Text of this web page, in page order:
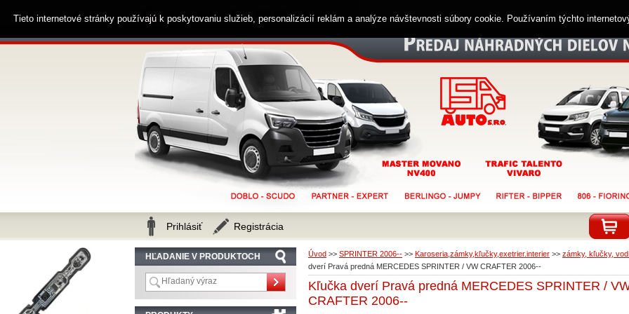
Úvod >> SPRINTER 2006-- >> Karoseria,zámky,kľučky,exetrier.interier >> zámky, kľučky,
dverí Pravá predná MERCEDES SPRINTER / VW CRAFTER 2006--
Kľučka dverí Pravá predná MERCEDES SPRINTER /
CRAFTER 2006--
HĽADANIE V PRODUKTOCH
Zákaznícka linka 0914 238 482
Prihlásiť Registrácia
Tieto internetové stránky používajú k poskytovaniu služieb, personalizácií reklám a analýze návštevnosti súbory cookie. Používaním týchto